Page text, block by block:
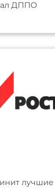
ДППО
лучшие